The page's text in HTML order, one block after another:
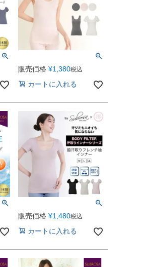
販売価格 ¥1,380税込
カートに入れる
販売価格 ¥1,480税込
カートに入れる